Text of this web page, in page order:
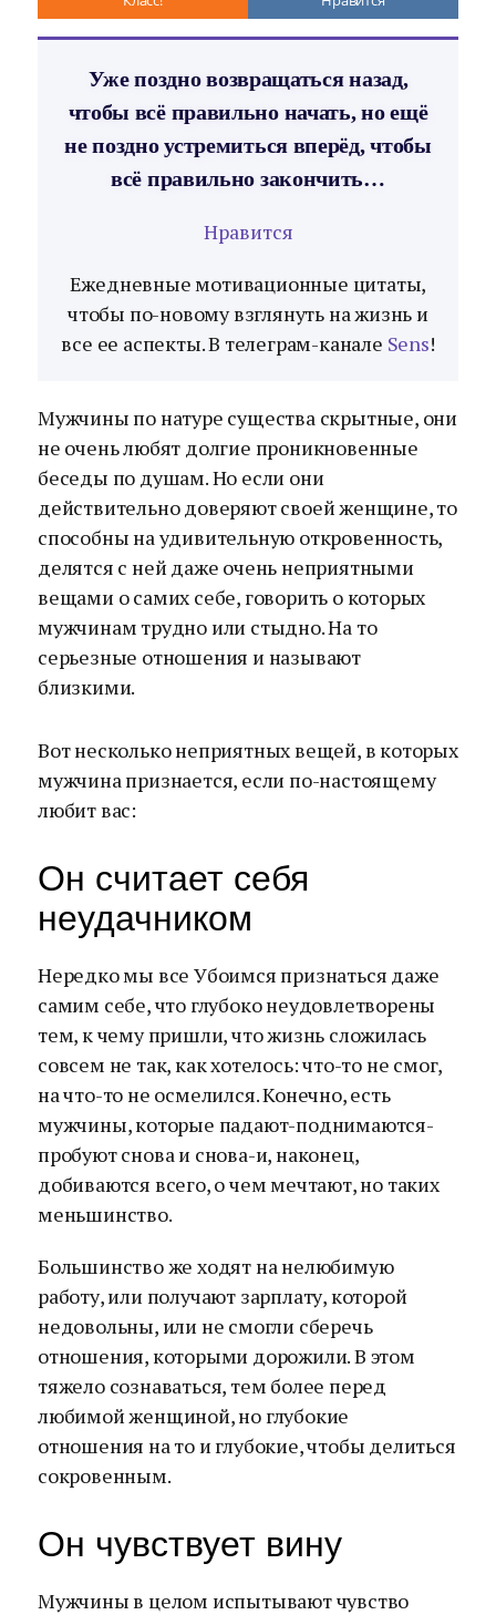
Уже поздно возвращаться назад,
чтобы всё правильно начать, но ещё
не поздно устремиться вперёд, чтобы
всё правильно закончить…
Нравится
Ежедневные мотивационные цитаты,
чтобы по-новому взглянуть на жизнь и
все ее аспекты. В телеграм-канале Sens!
Мужчины по натуре существа скрытные, они
не очень любят долгие проникновенные
беседы по душам. Но если они
действительно доверяют своей женщине, то
способны на удивительную откровенность,
делятся с ней даже очень неприятными
вещами о самих себе, говорить о которых
мужчинам трудно или стыдно. На то
серьезные отношения и называют
близкими.
Вот несколько неприятных вещей, в которых
мужчина признается, если по-настоящему
любит вас:
Он считает себя
неудачником
Нередко мы все Убоимся признаться даже
самим себе, что глубоко неудовлетворены
тем, к чему пришли, что жизнь сложилась
совсем не так, как хотелось: что-то не смог,
на что-то не осмелился. Конечно, есть
мужчины, которые падают-поднимаются-
пробуют снова и снова-и, наконец,
добиваются всего, о чем мечтают, но таких
меньшинство.
Большинство же ходят на нелюбимую
работу, или получают зарплату, которой
недовольны, или не смогли сберечь
отношения, которыми дорожили. В этом
тяжело сознаваться, тем более перед
любимой женщиной, но глубокие
отношения на то и глубокие, чтобы делиться
сокровенным.
Он чувствует вину
Мужчины в целом испытывают чувство